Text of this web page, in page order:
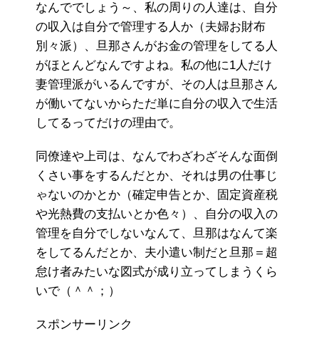
なんででしょう～、私の周りの人達は、自分
の収入は自分で管理する人か（夫婦お財布
別々派）、旦那さんがお金の管理をしてる人
がほとんどなんですよね。私の他に1人だけ
妻管理派がいるんですが、その人は旦那さん
が働いてないからただ単に自分の収入で生活
してるってだけの理由で。
同僚達や上司は、なんでわざわざそんな面倒
くさい事をするんだとか、それは男の仕事じ
ゃないのかとか（確定申告とか、固定資産税
や光熱費の支払いとか色々）、自分の収入の
管理を自分でしないなんて、旦那はなんて楽
をしてるんだとか、夫小遣い制だと旦那＝超
怠け者みたいな図式が成り立ってしまうくら
いで（＾＾；）
スポンサーリンク